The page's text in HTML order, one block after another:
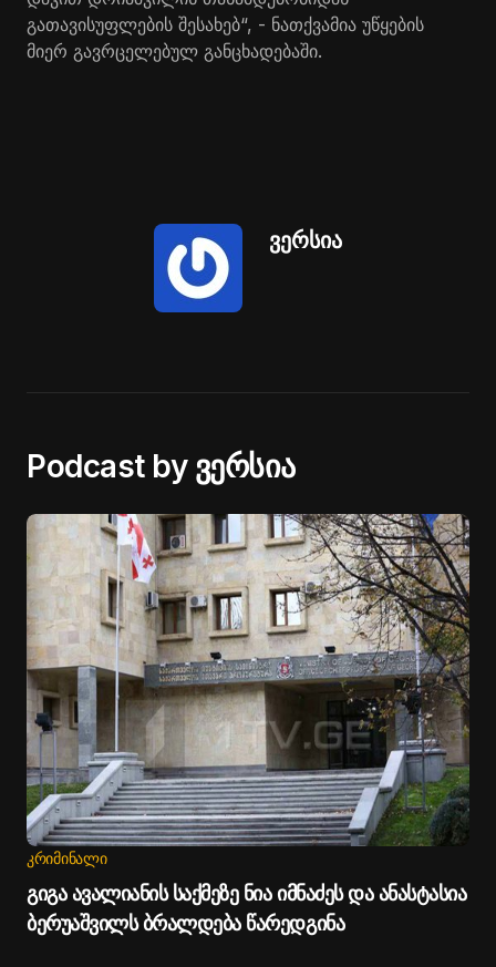
გათავისუფლების შესახებ“, - ნათქვამია უწყების
მიერ გავრცელებულ განცხადებაში.
ვერსია
Podcast by ვერსია
ᲙᲠᲘᲛᲘᲜᲐᲚᲘ
გიგა ავალიანის საქმეზე ნია იმნაძეს და ანასტასია
ბერუაშვილს ბრალდება წარედგინა